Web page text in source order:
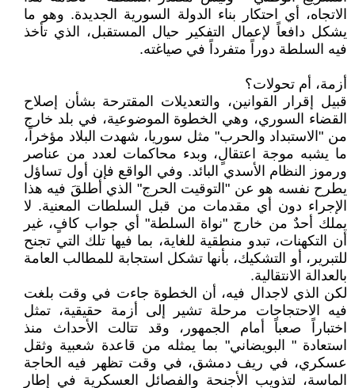
الاتجاه، أي احتكار بناء الدولة السورية الجديدة. وهو ما
يشكل دافعاً لإعمال التفكير حيال المستقبل، الذي تأخذ
فيه السلطة دوراً متفرداً في صياغته.
أزمة، أم تحولات؟
قبيل إقرار القوانين، والتعديلات المقترحة بشأن إصلاح
القضاء السوري، وهي الخطوة الموضوعية، في بلد خارج
من "الاستبداد والحرب" مثل سوريا، شهدت البلاد مؤخراً،
ما يشبه موجة اعتقالٍ، وبدء محاكمات لعدد من عناصر
ورموز النظام الأسدي البائد. وفي الواقع فإن أول تساؤل
يطرح نفسه هو عن "التوقيت الحرج" الذي أُطلقَ فيه هذا
الإجراء دون أي مقدمات من قبل السلطات المعنية. لا
يملك أحدٌ من خارج "نواة السلطة" أي جواب كافٍ، غير
أن التكهنات، تبدو منطقية للغاية، بما فيها تلك التي تجنح
للتبرير، أو التشكيك، بأنها تشكل استجابة للمطالب العامة
بالعدالة الانتقالية.
لكن الذي لاجدال فيه، أن الخطوة جاءت في وقت بلغت
فيه الاحتجاجات مرحلة تشير إلى أزمة حقيقية، تمثل
اختباراً صعباً أمام الجمهور، وقد تتالت الأحداث منذ
استعادة " البويضاني" بما يمثله من قاعدة شعبية وثقل
عسكري، في ريف دمشق، في وقت تظهر فيه الحاجة
الماسة، لتذويب الأجنحة والفصائل العسكرية في إطار